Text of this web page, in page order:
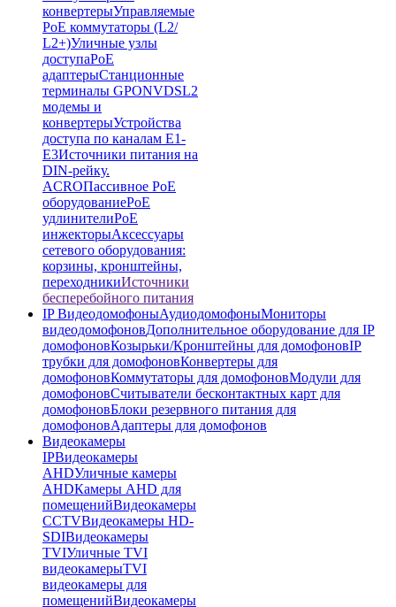
конвертерыУправляемые
PoE коммутаторы (L2/
L2+)Уличные узлы
доступаPoE
адаптерыСтанционные
терминалы GPONVDSL2
модемы и
конвертерыУстройства
доступа по каналам E1-
E3Источники питания на
DIN-рейку.
ACROПассивное PoE
оборудованиеPoE
удлинителиPoE
инжекторыАксессуары
сетевого оборудования:
корзины, кронштейны,
переходникиИсточники
бесперебойного питания
IP ВидеодомофоныАудиодомофоныМониторы
видеодомофоновДополнительное оборудование для IP
домофоновКозырьки/Кронштейны для домофоновIP
трубки для домофоновКонвертеры для
домофоновКоммутаторы для домофоновМодули для
домофоновСчитыватели бесконтактных карт для
домофоновБлоки резервного питания для
домофоновАдаптеры для домофонов
Видеокамеры
IPВидеокамеры
AHDУличные камеры
AHDКамеры AHD для
помещенийВидеокамеры
CCTVВидеокамеры HD-
SDIВидеокамеры
TVIУличные TVI
видеокамерыTVI
видеокамеры для
помещенийВидеокамеры